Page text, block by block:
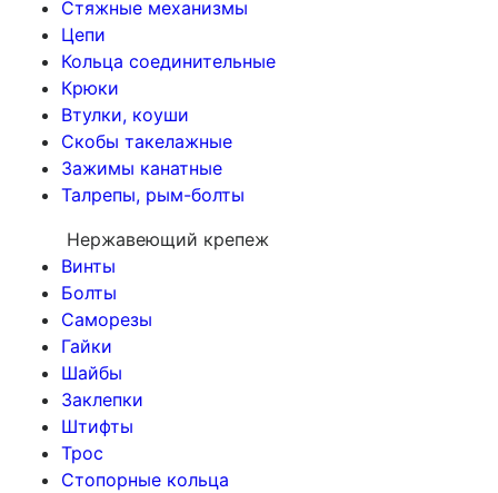
Стяжные механизмы
Цепи
Кольца соединительные
Крюки
Втулки, коуши
Скобы такелажные
Зажимы канатные
Талрепы, рым-болты
Нержавеющий крепеж
Винты
Болты
Саморезы
Гайки
Шайбы
Заклепки
Штифты
Трос
Стопорные кольца